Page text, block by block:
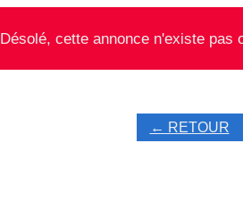
Désolé, cette annonce n'existe pas
← RETOUR